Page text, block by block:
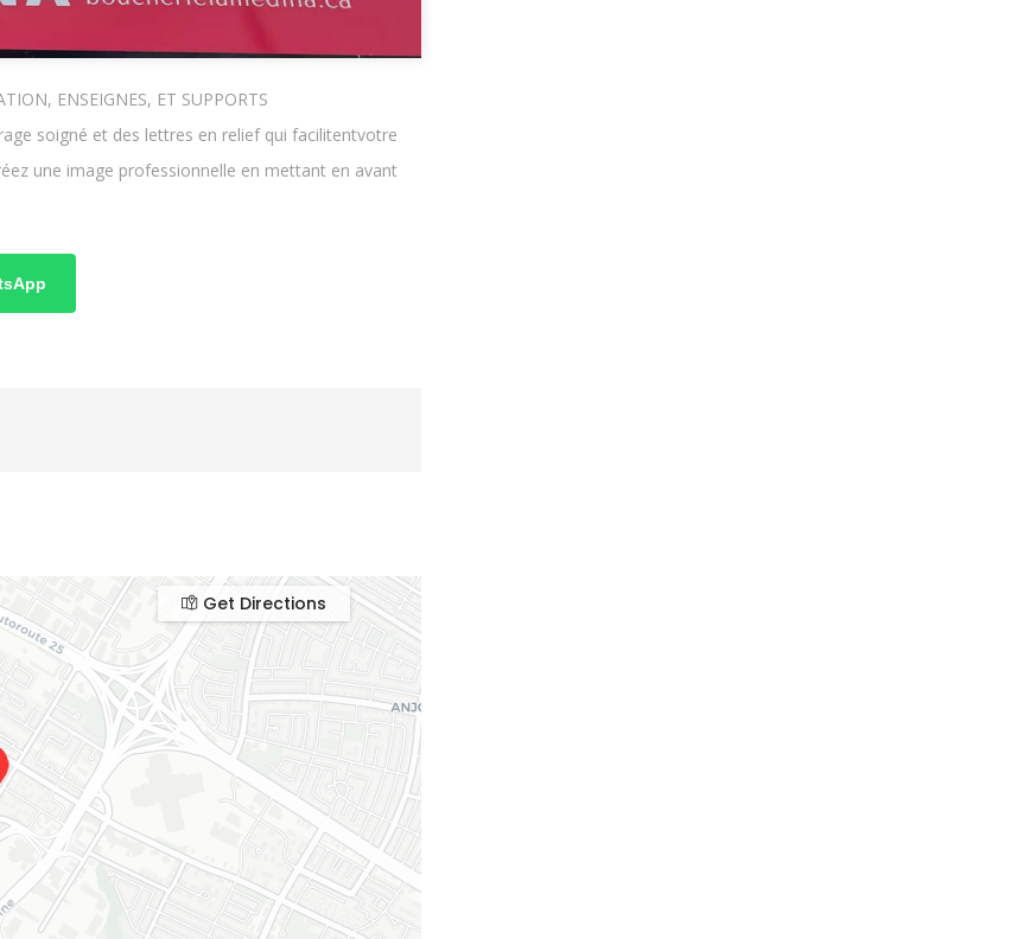
ENSEIGNES, ET SUPPORTS
soigné et des lettres en relief qui facilitentvotre
une image professionnelle en mettant en avant
Get Directions